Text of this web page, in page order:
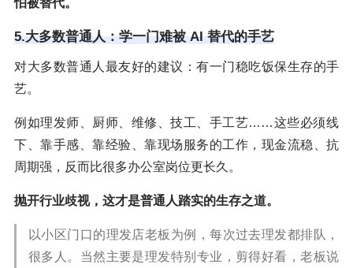
怕被替代。
5.大多数普通人：学一门难被 AI 替代的手艺
对大多数普通人最友好的建议：有一门稳吃饭保生存的手
艺。
例如理发师、厨师、维修、技工、手工艺……这些必须线
下、靠手感、靠经验、靠现场服务的工作，现金流稳、抗
周期强，反而比很多办公室岗位更长久。
抛开行业歧视，这才是普通人踏实的生存之道。
以小区门口的理发店老板为例，每次过去理发都排队，
很多人。当然主要是理发特别专业，剪得好看，老板说